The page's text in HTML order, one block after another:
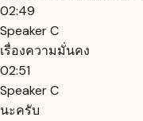
02:49
Speaker C
เรื่องความมั่นคง
02:51
Speaker C
นะครับ